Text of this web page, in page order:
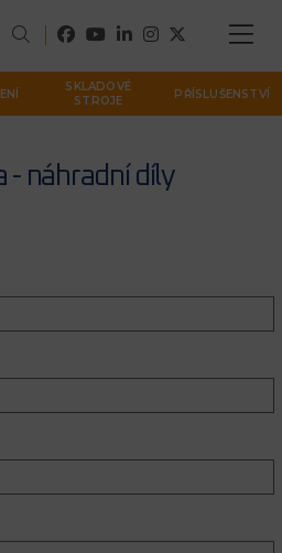
SKLADOVÉ
STROJE
PŘÍSLUŠENSTVÍ
- náhradní díly